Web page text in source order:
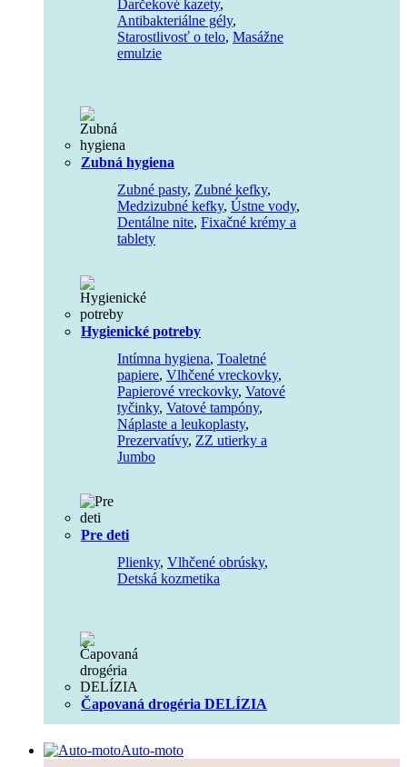
Darčekové kazety,
Antibakteriálne gély,
Starostlivosť o telo, Masážne
emulzie
Zubná hygiena
Zubné pasty, Zubné kefky,
Medzizubné kefky, Ústne vody,
Dentálne nite, Fixačné krémy a
tablety
Hygienické potreby
Intímna hygiena, Toaletné
papiere, Vlhčené vreckovky,
Papierové vreckovky, Vatové
tyčinky, Vatové tampóny,
Náplaste a leukoplasty,
Prezervatívy, ZZ utierky a
Jumbo
Pre deti
Plienky, Vlhčené obrúsky,
Detská kozmetika
Čapovaná drogéria DELÍZIA
Auto-moto